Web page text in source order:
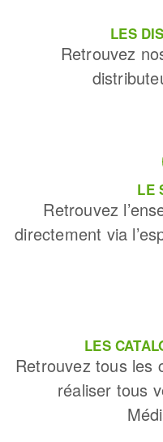
LES
Retrouvez
LE
Retrouvez
directement via
LES
Retrouvez tous les
réaliser tous